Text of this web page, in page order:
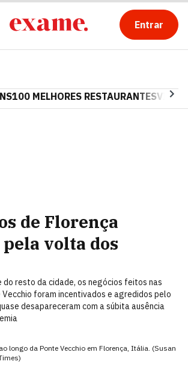
Entrar
100 MELHORES RESTAURANTES
de Florença
volta dos
do resto da cidade, os negócios feitos nas
foram incentivados e agredidos pelo
desapareceram com a súbita ausência
longo da Ponte Vecchio em Florença, Itália. (Susan